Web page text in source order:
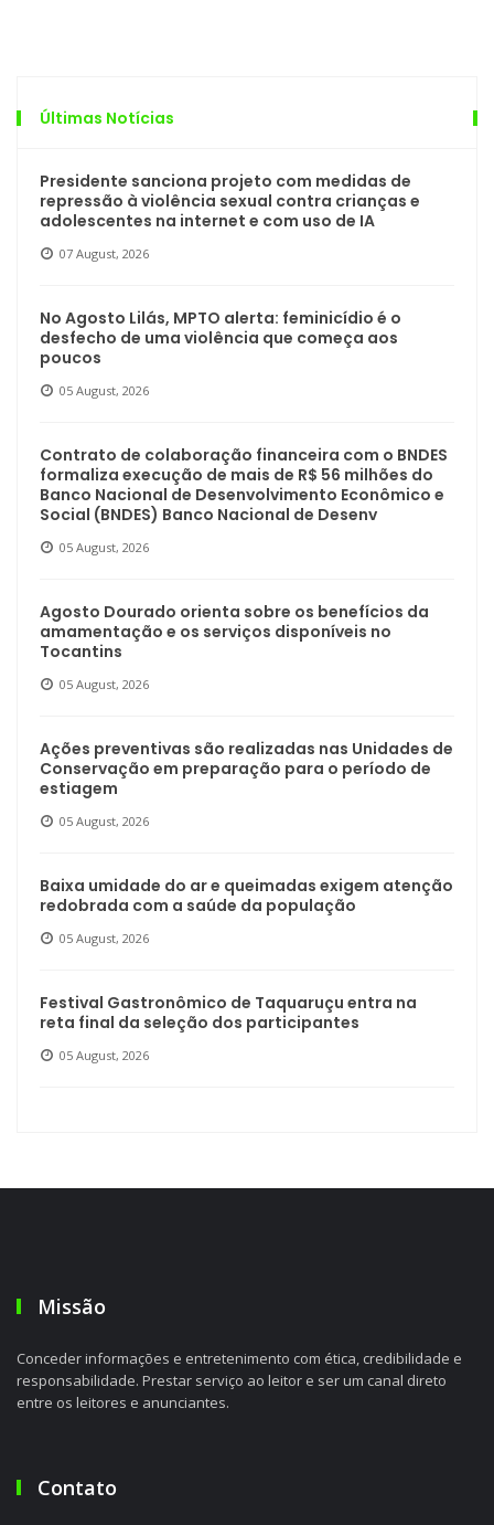
Últimas Notícias
Presidente sanciona projeto com medidas de
repressão à violência sexual contra crianças e
adolescentes na internet e com uso de IA
07 August, 2026
No Agosto Lilás, MPTO alerta: feminicídio é o
desfecho de uma violência que começa aos
poucos
05 August, 2026
Contrato de colaboração financeira com o BNDES
formaliza execução de mais de R$ 56 milhões do
Banco Nacional de Desenvolvimento Econômico e
Social (BNDES) Banco Nacional de Desenv
05 August, 2026
Agosto Dourado orienta sobre os benefícios da
amamentação e os serviços disponíveis no
Tocantins
05 August, 2026
Ações preventivas são realizadas nas Unidades de
Conservação em preparação para o período de
estiagem
05 August, 2026
Baixa umidade do ar e queimadas exigem atenção
redobrada com a saúde da população
05 August, 2026
Festival Gastronômico de Taquaruçu entra na
reta final da seleção dos participantes
05 August, 2026
Missão
Conceder informações e entretenimento com ética, credibilidade e
responsabilidade. Prestar serviço ao leitor e ser um canal direto
entre os leitores e anunciantes.
Contato